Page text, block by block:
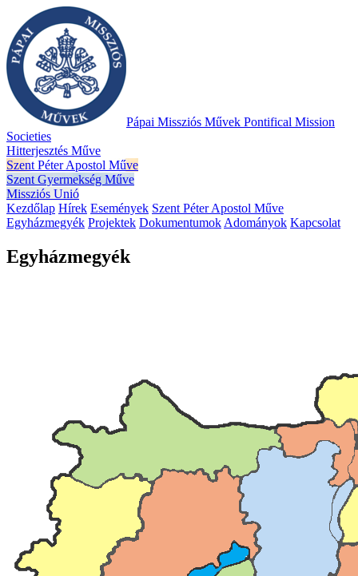
Pápai Missziós Művek Pontifical Mission
Societies
Hitterjesztés Műve
Szent Péter Apostol Műve
Szent Gyermekség Műve
Missziós Unió
Kezdőlap Hírek Események Szent Péter Apostol Műve
Egyházmegyék Projektek Dokumentumok Adományok Kapcsolat
Egyházmegyék